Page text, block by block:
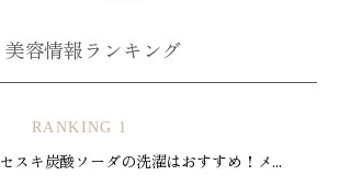
美容情報ランキング
RANKING 1
セスキ炭酸ソーダの洗濯はおすすめ！メ...